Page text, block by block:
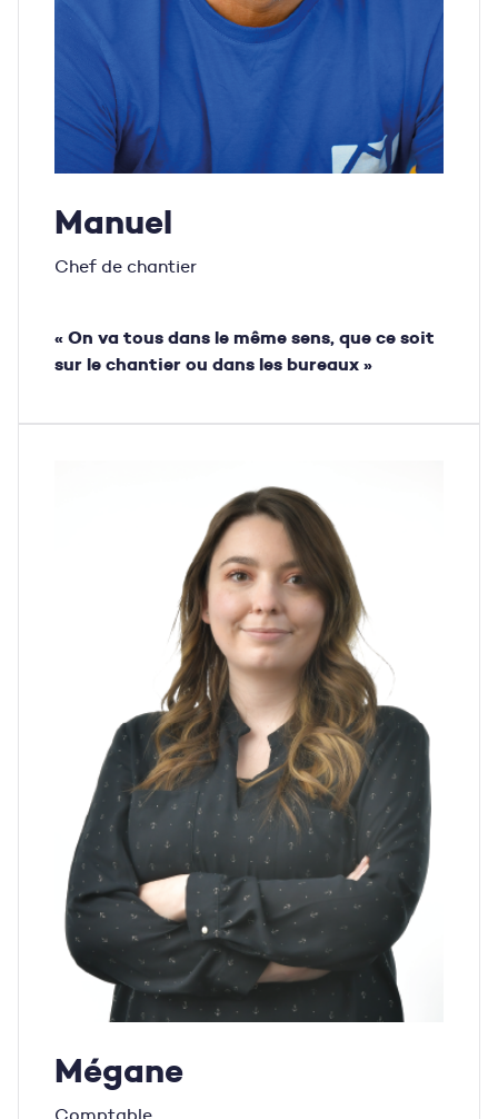
Manuel
Chef de chantier
« On va tous dans le même sens, que ce soit
sur le chantier ou dans les bureaux »
Mégane